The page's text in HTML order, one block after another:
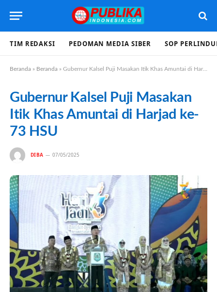
TIM REDAKSI PEDOMAN MEDIA SIBER SOP
Beranda » Beranda » Gubernur Kalsel Puji Masakan Itik Khas Amuntai di Harjad ke-73 HSU
Gubernur Kalsel Puji Masakan
Itik Khas Amuntai di Harjad ke-
73 HSU
DIBA 07/05/2025